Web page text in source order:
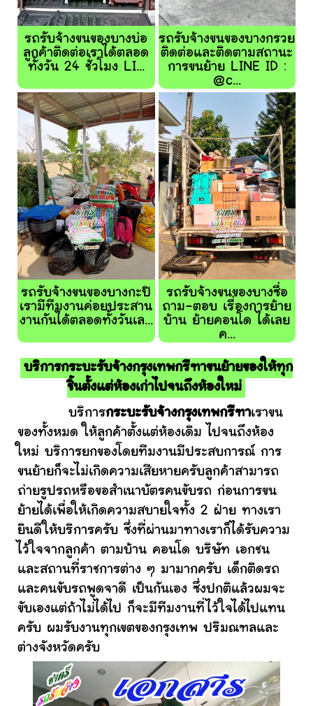
รถรับจ้างขนของบางบ่อ
ลูกค้าติดต่อเราได้ตลอด
ทั้งวัน 24 ชั่วโมง LI...
รถรับจ้างขนของบางกรวย
ติดต่อและติดตามสถานะ
การขนย้าย LINE ID :
@c...
รถรับจ้างขนของบางกะปิ
เรามีทีมงานค่อยประสาน
งานกันได้ตลอดทั้งวันเล...
รถรับจ้างขนของบางซื่อ
ถาม-ตอบ เรื่องการย้าย
บ้าน ย้ายคอนโด ได้เลย
ค...
บริการกระบะรับจ้างกรุงเทพกรีฑาขนย้ายของให้ทุก
ชิ้นตั้งแต่ห้องเก่าไปจนถึงห้องใหม่
บริการกระบะรับจ้างกรุงเทพกรีฑาเราขน
ของทั้งหมด ให้ลูกค้าตั้งแต่ห้องเดิม ไปจนถึงห้อง
ใหม่ บริการยกของโดยทีมงานมีประสบการณ์ การ
ขนย้ายก็จะไม่เกิดความเสียหายครับลูกค้าสามารถ
ถ่ายรูปรถหรือขอสำเนาบัตรคนขับรถ ก่อนการขน
ย้ายได้เพื่อให้เกิดความสบายใจทั้ง 2 ฝ่าย ทางเรา
ยินดีให้บริการครับ ซึ่งที่ผ่านมาทางเราก็ได้รับความ
ไว้ใจจากลูกค้า ตามบ้าน คอนโด บริษัท เอกชน
และสถานที่ราชการต่าง ๆ มามากครับ เด็กติดรถ
และคนขับรถพูดจาดี เป็นกันเอง ซึ่งปกติแล้วผมจะ
ขับเองแต่ถ้าไม่ได้ไป ก็จะมีทีมงานที่ไว้ใจได้ไปแทน
ครับ ผมรับงานทุกเขตของกรุงเทพ ปริมณฑลและ
ต่างจังหวัดครับ